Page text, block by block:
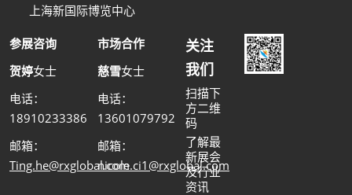
上海新国际博览中心
参展咨询
贺婷女士
电话：
18910233386
邮箱：
Ting.he@rxglobal.com
市场合作
慈雪女士
电话：
13601079792
邮箱：
nicole.ci1@rxglobal.com
关注
我们
扫描下
方二维
码
了解最
新展会
及行业
资讯